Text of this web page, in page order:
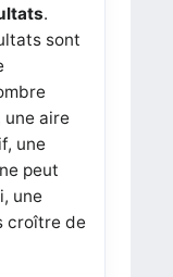
.
sont
une aire
une
peut
une
croître de